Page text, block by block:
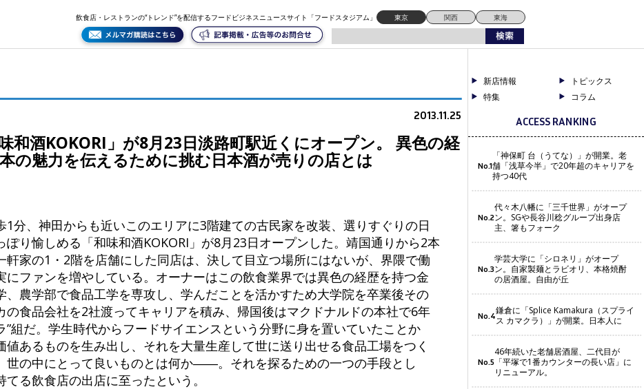
飲食店・レストランの“トレンド”を配信するフードビジネスニュースサイト「フードスタジアム」 東京 関西 東海
2013.11.25
和酒KOKORI」が8月23日淡路町駅近くにオープン。 異色の経
の魅力を伝えるために挑む日本酒が売りの店とは
1分、神田からも近いこのエリアに3階建ての古民家を改装、選りすぐりの日
り愉しめる「和味和酒KOKORI」が8月23日オープンした。靖国通りから2本
軒家の1・2階を店舗にした同店は、決して目立つ場所にはないが、界隈で働
にファンを増やしている。オーナーはこの飲食業界では異色の経歴を持つ金
、農学部で食品工学を専攻し、学んだことを活かすため大学院を卒業後その
の食品会社を2社渡ってキャリアを積み、帰国後はマクドナルドの本社で6年
組だ。学生時代からフードサイエンスという分野に身を置いていたことか
値あるものを生み出し、それを大量生産して世に送り出せる食品工場をつく
世の中にとって良いものとは何か――。それを探るための一つの手段とし
る飲食店の出店に至ったという。
新店情報
トピックス
特集
コラム
ACCESS RANKING
No.1
「神保町 台（うてな）」が開業。老
舗「浅草今半」で20年超のキャリアを
持つ40代
No.2
代々木八幡に「三千世界」がオープ
ン。SGや長谷川稔グループ出身店
主、箸もフォーク
No.3
学芸大学に「シロネリ」がオープ
ン。自家製麺とラビオリ、本格焼酎
の居酒屋。自由が丘
No.4鎌倉に「Splice Kamakura（スプライ
ス カマクラ）」が開業。日本人に
No.5
46年続いた老舗居酒屋、二代目が
「平塚で1番カウンターの長い店」に
リニューアル。